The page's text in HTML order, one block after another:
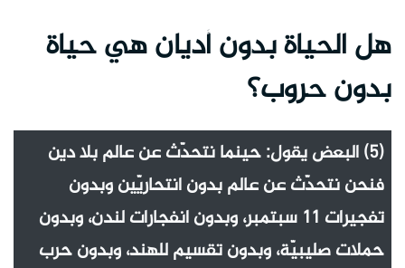
هل الحياة بدون أديان هي حياة
بدون حروب؟
(5) البعض يقول: حينما نتحدّث عن عالم بلا دين
فنحن نتحدّث عن عالم بدون انتحاريّين وبدون
تفجيرات 11 سبتمبر، وبدون انفجارات لندن، وبدون
حملات صليبيّة، وبدون تقسيم للهند، وبدون حرب